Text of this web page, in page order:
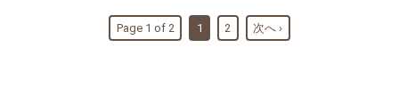
Page 1 of 2 1 2 次へ ›